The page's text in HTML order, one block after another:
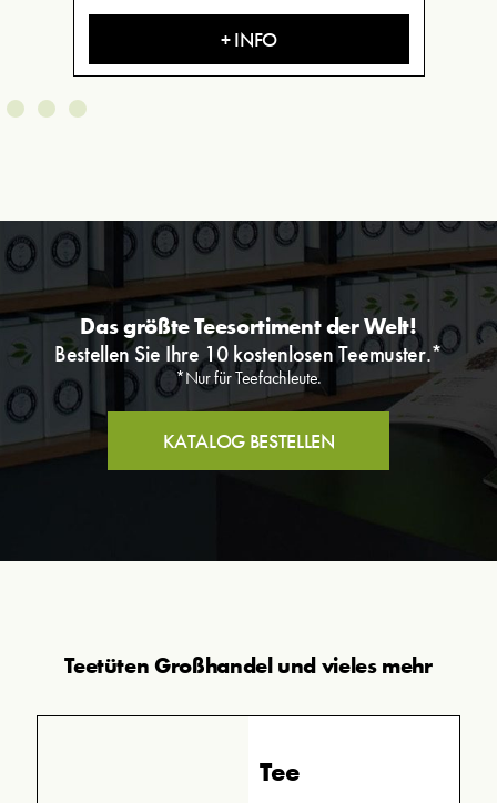
+ INFO
Das größte Teesortiment der Welt!
Bestellen Sie Ihre 10 kostenlosen Teemuster.*
*Nur für Teefachleute.
KATALOG BESTELLEN
Teetüten Großhandel und vieles mehr
Tee